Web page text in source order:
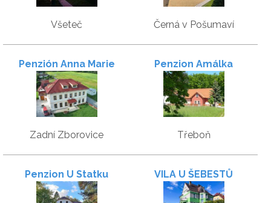
Všeteč Černá v Pošumaví
Penzión Anna Marie
Zadní Zborovice
Penzion Amálka
Třeboň
Penzion U Statku VILA U ŠEBESTŮ